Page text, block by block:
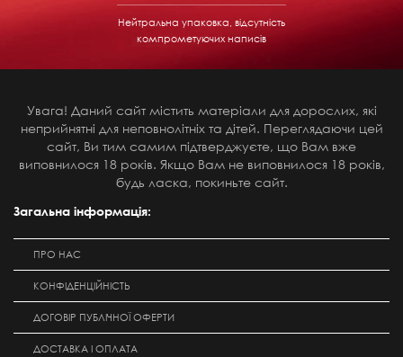
Нейтральна упаковка, відсутність
компрометуючих написів
Увага! Даний сайт містить матеріали для дорослих, які
неприйнятні для неповнолітніх та дітей. Переглядаючи цей
сайт, Ви тим самим підтверджуєте, що Вам вже
виповнилося 18 років. Якщо Вам не виповнилося 18 років,
будь ласка, покиньте сайт.
Загальна інформація:
ПРО НАС
КОНФІДЕНЦІЙНІСТЬ
ДОГОВІР ПУБЛІЧНОЇ ОФЕРТИ
ДОСТАВКА І ОПЛАТА